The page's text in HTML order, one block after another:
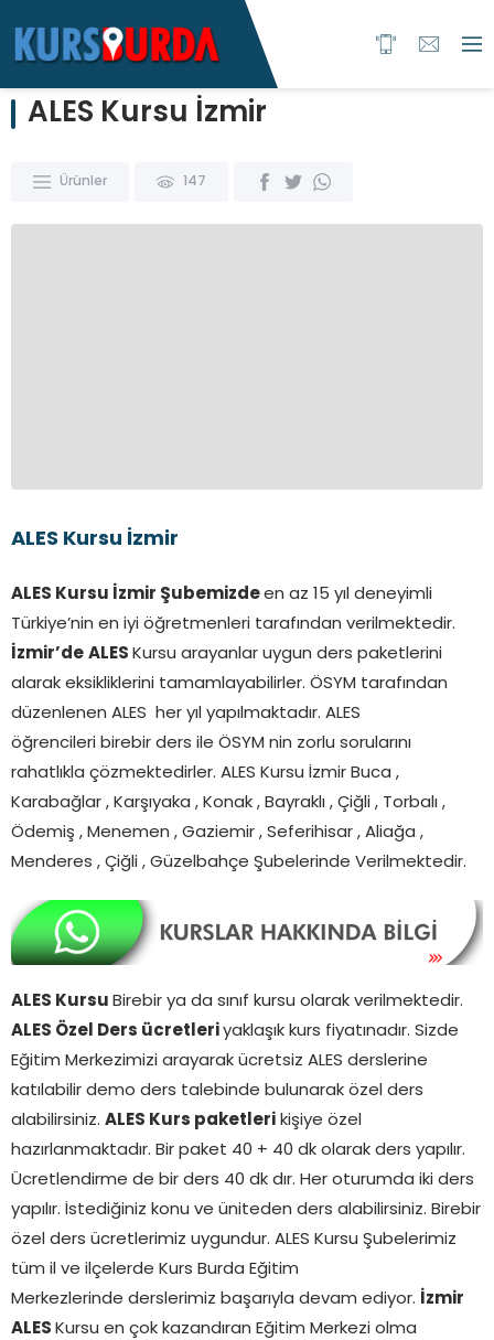
ALES Kursu İzmir
Ürünler 147
ALES Kursu İzmir
ALES Kursu İzmir Şubemizde en az 15 yıl deneyimli
Türkiye’nin en iyi öğretmenleri tarafından verilmektedir.
İzmir’de ALES Kursu arayanlar uygun ders paketlerini
alarak eksikliklerini tamamlayabilirler. ÖSYM tarafından
düzenlenen ALES her yıl yapılmaktadır. ALES
öğrencileri birebir ders ile ÖSYM nin zorlu sorularını
rahatlıkla çözmektedirler. ALES Kursu İzmir Buca ,
Karabağlar , Karşıyaka , Konak , Bayraklı , Çiğli , Torbalı ,
Ödemiş , Menemen , Gaziemir , Seferihisar , Aliağa ,
Menderes , Çiğli , Güzelbahçe Şubelerinde Verilmektedir.
ALES Kursu Birebir ya da sınıf kursu olarak verilmektedir.
ALES Özel Ders ücretleri yaklaşık kurs fiyatınadır. Sizde
Eğitim Merkezimizi arayarak ücretsiz ALES derslerine
katılabilir demo ders talebinde bulunarak özel ders
alabilirsiniz. ALES Kurs paketleri kişiye özel
hazırlanmaktadır. Bir paket 40 + 40 dk olarak ders yapılır.
Ücretlendirme de bir ders 40 dk dır. Her oturumda iki ders
yapılır. İstediğiniz konu ve üniteden ders alabilirsiniz. Birebir
özel ders ücretlerimiz uygundur. ALES Kursu Şubelerimiz
tüm il ve ilçelerde Kurs Burda Eğitim
Merkezlerinde derslerimiz başarıyla devam ediyor. İzmir
ALES Kursu en çok kazandıran Eğitim Merkezi olma